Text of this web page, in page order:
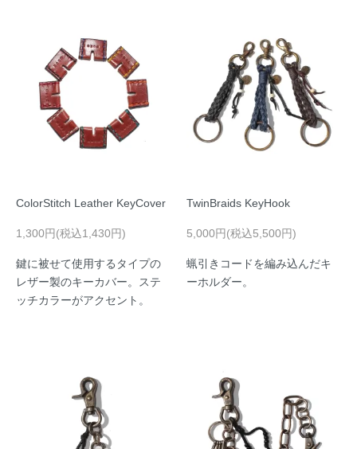
ColorStitch Leather KeyCover
1,300円(税込1,430円)
鍵に被せて使用するタイプの
レザー製のキーカバー。ステ
ッチカラーがアクセント。
TwinBraids KeyHook
5,000円(税込5,500円)
蝋引きコードを編み込んだキ
ーホルダー。